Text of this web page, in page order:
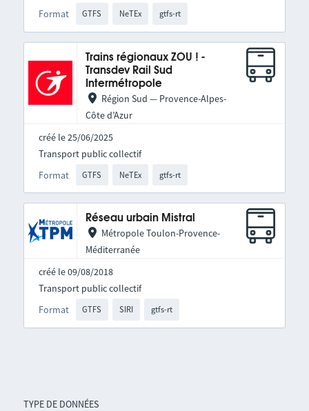
TYPE DE DONNÉES
Format GTFS NeTEx gtfs-rt
Trains régionaux ZOU ! -
Transdev Rail Sud
Intermétropole
Région Sud — Provence-Alpes-
Côte d’Azur
créé le 25/06/2025
Format GTFS NeTEx gtfs-rt
Transport public collectif
Réseau urbain Mistral
Métropole Toulon-Provence-
Méditerranée
créé le 09/08/2018
Format GTFS SIRI gtfs-rt
Transport public collectif